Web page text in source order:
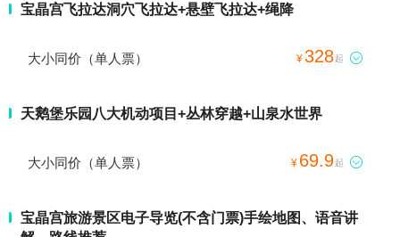
宝晶宫飞拉达洞穴飞拉达+悬壁飞拉达+绳降
大小同价（单人票） ¥328起 
天鹅堡乐园八大机动项目+丛林穿越+山泉水世界
大小同价（单人票） ¥ 69.9起 
宝晶宫旅游景区电子导览(不含门票)手绘地图、语音讲